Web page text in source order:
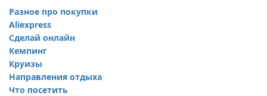
Разное про покупки
Aliexpress
Сделай онлайн
Кемпинг
Круизы
Направления отдыха
Что посетить